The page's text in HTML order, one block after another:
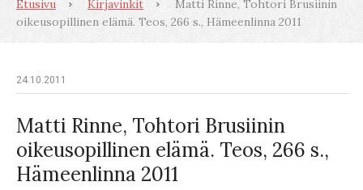
Etusivu Kirjavinkit
Matti Rinne, Tohtori Brusiinin
oikeusopillinen elämä. Teos, 266 s., Hämeenlinna 2011
24.10.2011
Matti Rinne, Tohtori Brusiinin
oikeusopillinen elämä. Teos, 266 s.,
Hämeenlinna 2011